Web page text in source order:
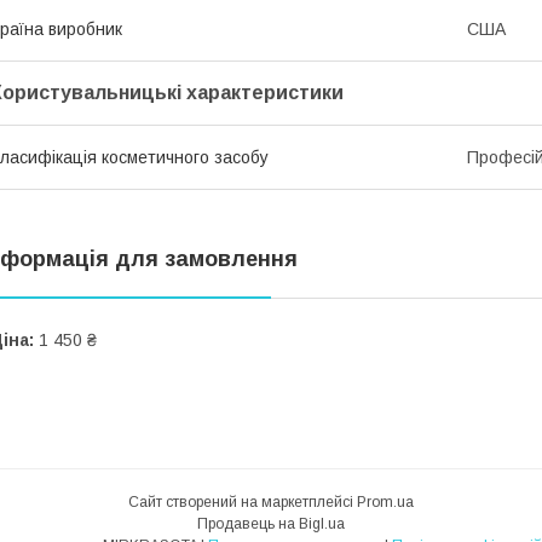
виробник США
характеристики
косметичного засобу
для замовлення
1 450 ₴
Сайт створений на маркетплейсі Prom.ua
Продавець на Bigl.ua